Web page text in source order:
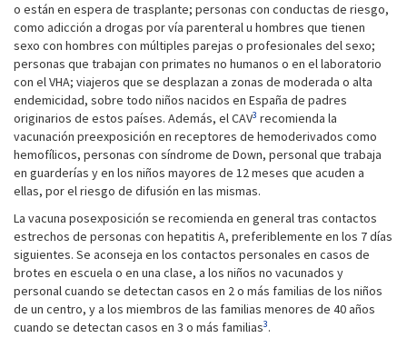
o están en espera de trasplante; personas con conductas de riesgo,
como adicción a drogas por vía parenteral u hombres que tienen
sexo con hombres con múltiples parejas o profesionales del sexo;
personas que trabajan con primates no humanos o en el laboratorio
con el VHA; viajeros que se desplazan a zonas de moderada o alta
endemicidad, sobre todo niños nacidos en España de padres
originarios de estos países. Además, el CAV3 recomienda la
vacunación preexposición en receptores de hemoderivados como
hemofílicos, personas con síndrome de Down, personal que trabaja
en guarderías y en los niños mayores de 12 meses que acuden a
ellas, por el riesgo de difusión en las mismas.
La vacuna posexposición se recomienda en general tras contactos
estrechos de personas con hepatitis A, preferiblemente en los 7 días
siguientes. Se aconseja en los contactos personales en casos de
brotes en escuela o en una clase, a los niños no vacunados y
personal cuando se detectan casos en 2 o más familias de los niños
de un centro, y a los miembros de las familias menores de 40 años
cuando se detectan casos en 3 o más familias3.